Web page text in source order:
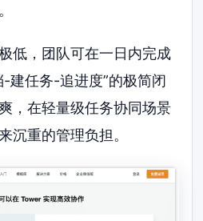
低，团队可在一日内完成
建任务-追进度”的极简闭
，在轻量级任务协同场景
沉重的管理负担。